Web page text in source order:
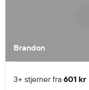
Brandon
3+ stjerner fra 601 kr